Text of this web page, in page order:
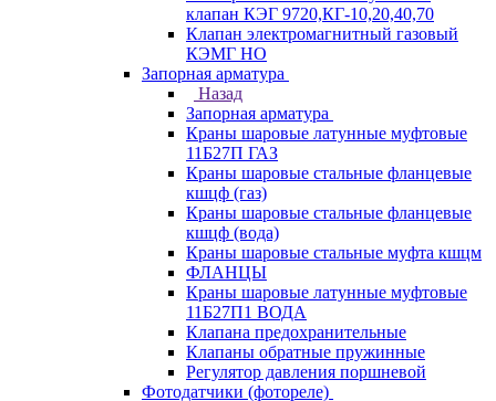
клапан КЭГ 9720,КГ-10,20,40,70
Клапан электромагнитный газовый
КЭМГ НО
Запорная арматура
Назад
Запорная арматура
Краны шаровые латунные муфтовые
11Б27П ГАЗ
Краны шаровые стальные фланцевые
кшцф (газ)
Краны шаровые стальные фланцевые
кшцф (вода)
Краны шаровые стальные муфта кшцм
ФЛАНЦЫ
Краны шаровые латунные муфтовые
11Б27П1 ВОДА
Клапана предохранительные
Клапаны обратные пружинные
Регулятор давления поршневой
Фотодатчики (фотореле)